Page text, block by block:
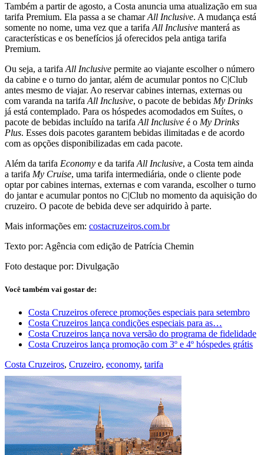
Também a partir de agosto, a Costa anuncia uma atualização em sua
tarifa Premium. Ela passa a se chamarAll Inclusive. A mudança está
somente no nome, uma vez que a tarifa All Inclusive manterá as
características e os benefícios já oferecidos pela antiga tarifa
Premium.
Ou seja, a tarifa All Inclusive permite ao viajante escolher o número
da cabine e o turno do jantar, além de acumular pontos no C|Club
antes mesmo de viajar. Ao reservar cabines internas, externas ou
com varanda na tarifa All Inclusive, o pacote de bebidas My Drinks
já está contemplado. Para os hóspedes acomodados em Suítes, o
pacote de bebidas incluído na tarifa All Inclusive é o My Drinks
Plus. Esses dois pacotes garantem bebidas ilimitadas e de acordo
com as opções disponibilizadas em cada pacote.
Além da tarifa Economy e da tarifa All Inclusive, a Costa tem ainda
a tarifa My Cruise, uma tarifa intermediária, onde o cliente pode
optar por cabines internas, externas e com varanda, escolher o turno
do jantar e acumular pontos no C|Club no momento da aquisição do
cruzeiro. O pacote de bebida deve ser adquirido à parte.
Mais informações em: costacruzeiros.com.br
Texto por: Agência com edição de Patrícia Chemin
Foto destaque por: Divulgação
Você também vai gostar de:
Costa Cruzeiros oferece promoções especiais para setembro
Costa Cruzeiros lança condições especiais para as…
Costa Cruzeiros lança nova versão do programa de fidelidade
Costa Cruzeiros lança promoção com 3º e 4º hóspedes grátis
Costa Cruzeiros, Cruzeiro, economy, tarifa